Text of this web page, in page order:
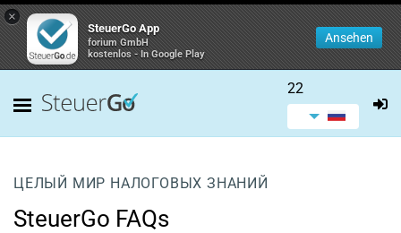
×
SteuerGo App
forium GmbH
kostenlos - In Google Play
Ansehen
22
ЦЕЛЫЙ МИР НАЛОГОВЫХ ЗНАНИЙ
SteuerGo FAQs